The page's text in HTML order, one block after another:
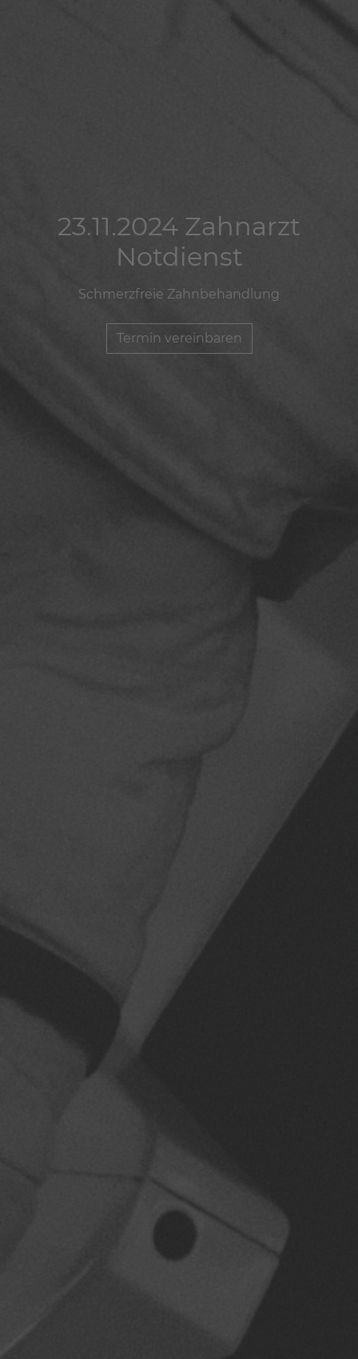
23.11.2024 Zahnarzt
Notdienst
Schmerzfreie Zahnbehandlung
Termin vereinbaren
23.11.2024 Zahnarzt
Notdienst
Schmerzfreie Zahnbehandlung
Termin vereinbaren
23.11.2024 Zahnarzt
Notdienst
Schmerzfreie Zahnbehandlung
Termin vereinbaren